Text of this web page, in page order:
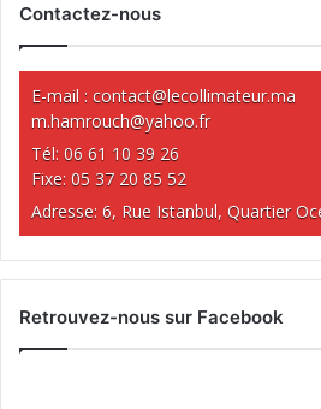
Contactez-nous
E-mail : contact@lecollimateur.ma
m.hamrouch@yahoo.fr
Tél: 06 61 10 39 26
Fixe: 05 37 20 85 52
Adresse: 6, Rue Istanbul, Quartier
Retrouvez-nous sur Facebook